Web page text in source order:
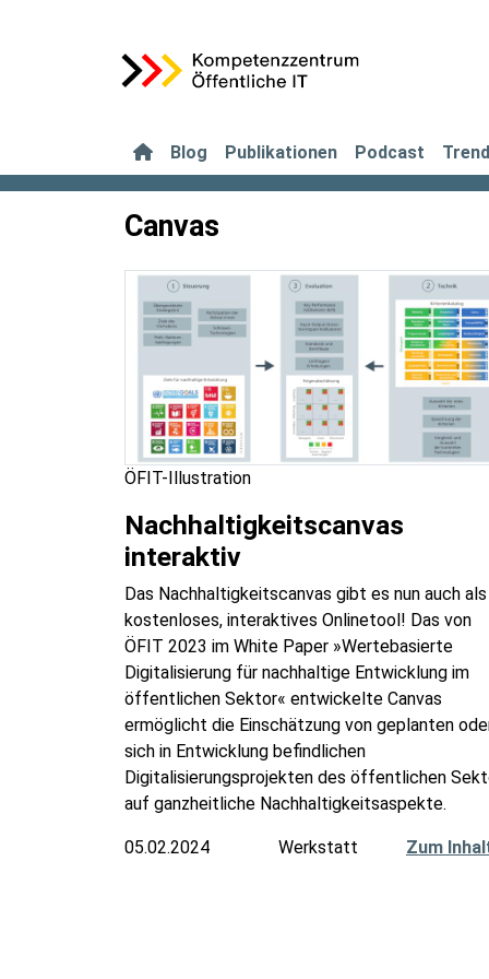
Blog Publikationen Podcast
Canvas
ÖFIT-Illustration
Nachhaltigkeitscanvas
interaktiv
Das Nachhaltigkeitscanvas gibt es nun auch als
kostenloses, interaktives Onlinetool! Das von
ÖFIT 2023 im White Paper »Wertebasierte
Digitalisierung für nachhaltige Entwicklung im
öffentlichen Sektor« entwickelte Canvas
ermöglicht die Einschätzung von geplanten
sich in Entwicklung befindlichen
Digitalisierungsprojekten des öffentlichen
auf ganzheitliche Nachhaltigkeitsaspekte.
05.02.2024 Werkstatt Zum